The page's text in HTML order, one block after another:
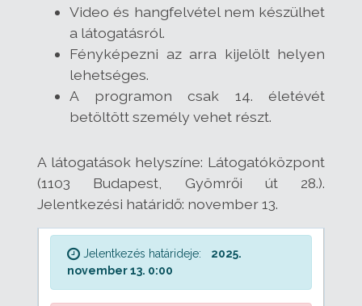
Video és hangfelvétel nem készülhet
a látogatásról.
Fényképezni az arra kijelölt helyen
lehetséges.
A programon csak 14. életévét
betöltött személy vehet részt.
A látogatások helyszíne: Látogatóközpont
(1103 Budapest, Gyömrői út 28.).
Jelentkezési határidő: november 13.
Jelentkezés határideje:
2025.
november 13. 0:00